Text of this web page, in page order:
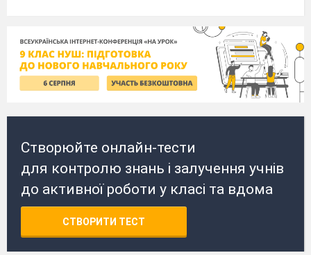
Створюйте онлайн-тести
для контролю знань і залучення учнів
до активної роботи у класі та вдома
СТВОРИТИ ТЕСТ